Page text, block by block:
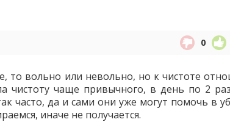
0
то вольно или невольно, но к чистоте
чистоту чаще привычного, в день по 2
часто, да и сами они уже могут помочь в
иначе не получается.